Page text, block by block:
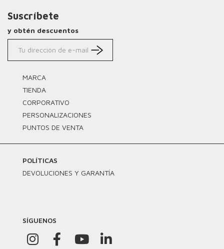
Suscríbete
y obtén descuentos
MARCA
TIENDA
CORPORATIVO
PERSONALIZACIONES
PUNTOS DE VENTA
POLÍTICAS
DEVOLUCIONES Y GARANTÍA
SÍGUENOS